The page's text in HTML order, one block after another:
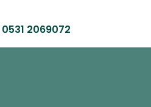
0531 2069072